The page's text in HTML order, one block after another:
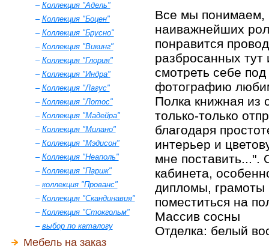
– Коллекция "Адель"
– Коллекция "Боцен"
– Коллекция "Брусно"
– Коллекция "Викинг"
– Коллекция "Глория"
– Коллекция "Индра"
– Коллекция "Лагус"
– Коллекция "Лотос"
– Коллекция "Мадейра"
– Коллекция "Милано"
– Коллекция "Мэдисон"
– Коллекция "Неаполь"
– Коллекция "Париж"
– коллекция "Прованс"
– Коллекция "Скандинавия"
– Коллекция "Стокгольм"
– выбор по каталогу
Мебель на заказ
Все мы понимаем,
наиважнейших
понравится
разбросанных
смотреть себе под
фотографию
Полка книжная из
только-только
благодаря
интерьер и
мне поставить...".
кабинета,
дипломы, грамоты
поместиться на
Массив сосны
Отделка: белый